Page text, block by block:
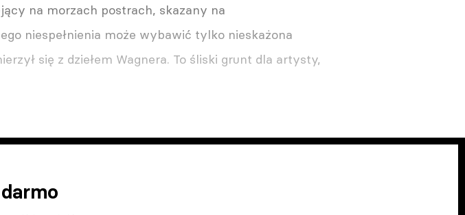
na mo­rzach postrach, skazany na
niespełnienia może wybawić tylko nieskażona
się z dzie­łem Wagnera. To śliski grunt dla artysty,